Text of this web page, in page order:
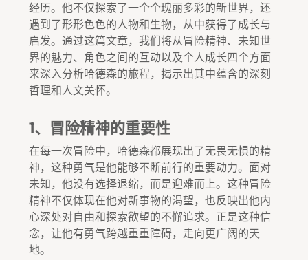
经历。他不仅探索了一个个瑰丽多彩的新世界，还
遇到了形形色色的人物和生物，从中获得了成长与
启发。通过这篇文章，我们将从冒险精神、未知世
界的魅力、角色之间的互动以及个人成长四个方面
来深入分析哈德森的旅程，揭示出其中蕴含的深刻
哲理和人文关怀。
1、冒险精神的重要性
在每一次冒险中，哈德森都展现出了无畏无惧的精
神，这种勇气是他能够不断前行的重要动力。面对
未知，他没有选择退缩，而是迎难而上。这种冒险
精神不仅体现在他对新事物的渴望，也反映出他内
心深处对自由和探索欲望的不懈追求。正是这种信
念，让他有勇气跨越重重障碍，走向更广阔的天
地。